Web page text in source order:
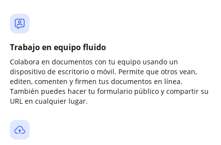
Trabajo en equipo fluido
Colabora en documentos con tu equipo usando un
dispositivo de escritorio o móvil. Permite que otros vean,
editen, comenten y firmen tus documentos en línea.
También puedes hacer tu formulario público y compartir su
URL en cualquier lugar.